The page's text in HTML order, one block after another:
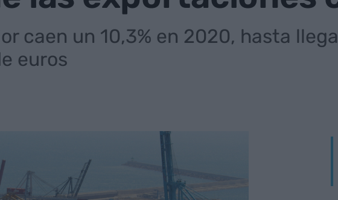
caen un 10,3% en 2020, hasta
euros